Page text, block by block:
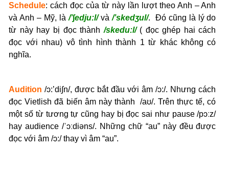
Schedule: cách đọc của từ này lần lượt theo Anh – Anh
và Anh – Mỹ, là /’∫edju:l/và /’skedʒul/. Đó cũng là lý do
từ này hay bị đọc thành /skedu:l/( đọc ghép hai cách
đọc với nhau) vô tình hình thành 1 từ khác không có
nghĩa.
Audition /ɔ:’di∫n/, được bắt đầu với âm /ɔ:/. Nhưng cách
đọc Vietlish đã biến âm này thành /aʊ/. Trên thực tế, có
một số từ tương tự cũng hay bị đọc sai như pause /pɔːz/
hay audience /ˈɔːdiəns/. Những chữ “au” này đều được
đọc với âm /ɔ:/ thay vì âm “au”.